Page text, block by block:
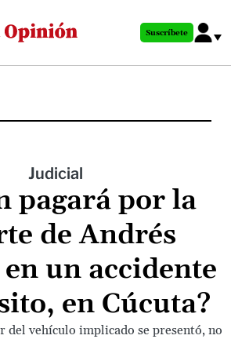
al
principal
Suscríbete
Judicial
pagará por la
de Andrés
un accidente
en Cúcuta?
del vehículo implicado se presentó, no